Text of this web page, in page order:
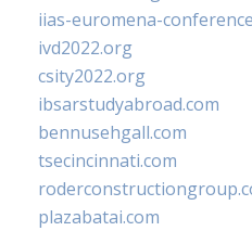
iias-euromena-
ivd2022.org
csity2022.org
ibsarstudyabroad.com
bennusehgall.com
tsecincinnati.com
plazabatai.com